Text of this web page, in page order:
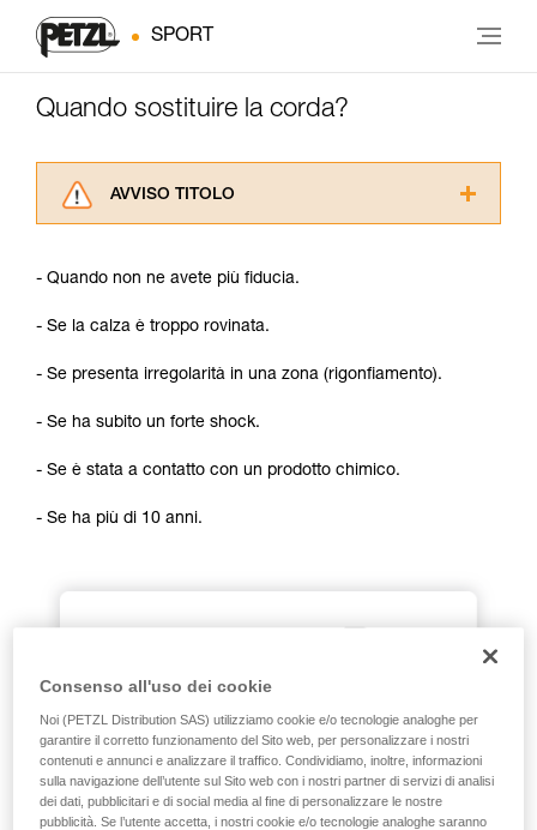
SPORT
Quando sostituire la corda?
AVVISO TITOLO
consultarlo. Dovete aver compreso le
capire queste ulteriori informazioni.
formazione ed un addestramento specifico.
capacità di rifare la manovra, da soli, in piena
Forniamo esempi di tecniche relative alla vostra
vengono qui descritte.
- Quando non ne avete più fiducia.
- Se la calza è troppo rovinata.
- Se presenta irregolarità in una zona (rigonfiamento).
- Se ha subito un forte shock.
- Se è stata a contatto con un prodotto chimico.
- Se ha più di 10 anni.
Consenso all'uso dei cookie
Noi (PETZL Distribution SAS) utilizziamo cookie e/o tecnologie analoghe per
garantire il corretto funzionamento del Sito web, per personalizzare i nostri
contenuti e annunci e analizzare il traffico. Condividiamo, inoltre, informazioni
sulla navigazione dell’utente sul Sito web con i nostri partner di servizi di analisi
dei dati, pubblicitari e di social media al fine di personalizzare le nostre
pubblicità. Se l’utente accetta, i nostri cookie e/o tecnologie analoghe saranno